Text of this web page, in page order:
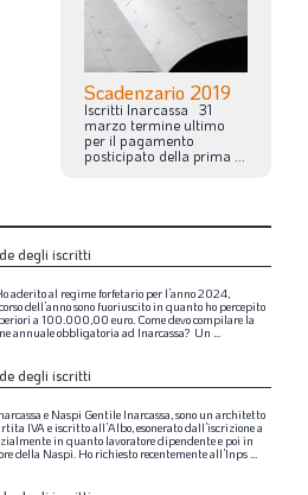
Scadenzario 2019
Iscritti Inarcassa
31
marzo termine ultimo
per il pagamento
posticipato della prima
degli iscritti
aderitoal regime forfetario per l’anno2024,
corsodell’annosono fuoriuscitoin quanto ho percepito
a 100.000,00 euro. Comedevocompilare la
annualeobbligatoria ad Inarcassa? Un ...
degli iscritti
e Naspi Gentile Inarcassa,sono un architetto
IVAeiscrittoall’Albo,esoneratodall’iscrizionea
in quanto lavoratoredipendentee poi in
della Naspi. Ho richiesto recentementeall’Inps...